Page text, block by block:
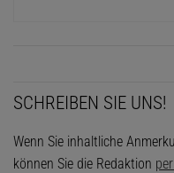
SCHREIBEN SIE UNS!
Wenn Sie inhaltliche
können Sie die Redaktion